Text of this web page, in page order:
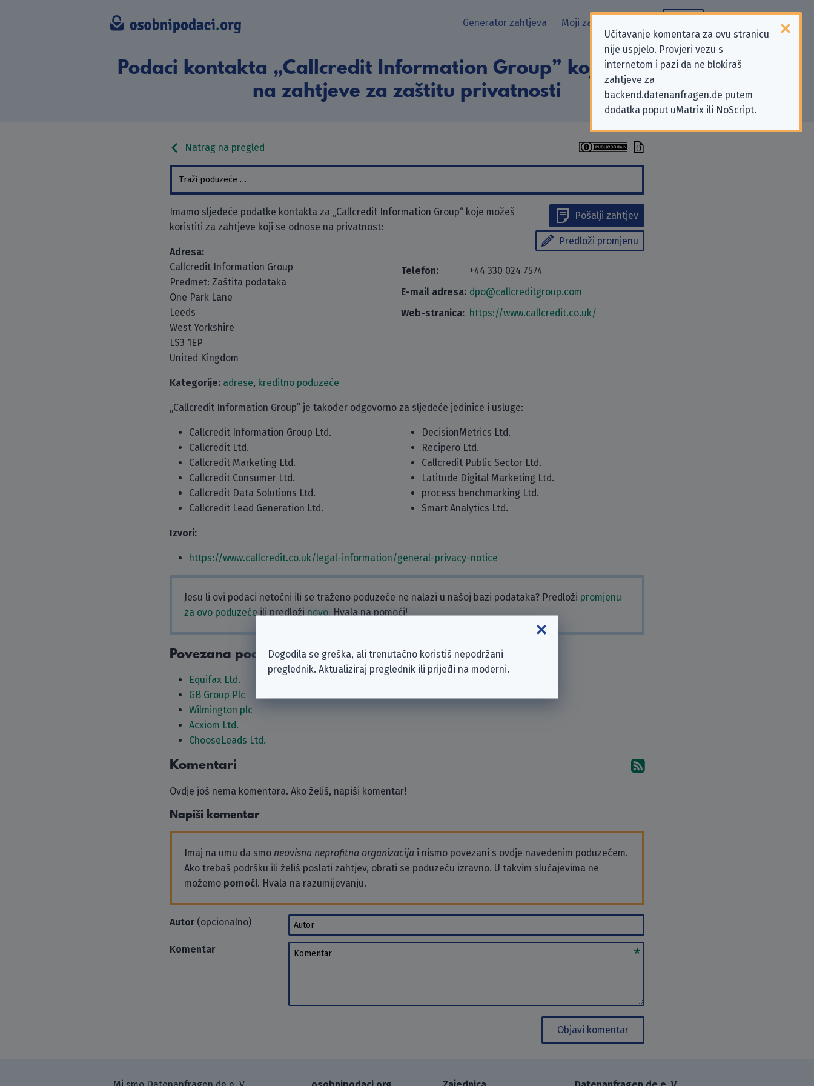
Učitavanje komentara za ovu stranicu
nije uspjelo. Provjeri vezu s
internetom i pazi da ne blokiraš
zahtjeve za
backend.datenanfragen.de putem
dodatka poput uMatrix ili NoScript.
Generator zahtjeva Moji zahtjevi
Podaci kontakta „Callcredit Information Group” koji se odnose
na zahtjeve za zaštitu privatnosti
Natrag na pregled
Pošalji zahtjev
Predloži promjenu
Imamo sljedeće podatke kontakta za „Callcredit Information Group“ koje možeš
koristiti za zahtjeve koji se odnose na privatnost:
Adresa:
Callcredit Information Group
Predmet: Zaštita podataka
One Park Lane
Leeds
West Yorkshire
LS3 1EP
United Kingdom
Telefon:
+44 330 024 7574
E-mail adresa: dpo@callcreditgroup.com
Web-stranica: https://www.callcredit.co.uk/
Kategorije: adrese, kreditno poduzeće
„Callcredit Information Group” je također odgovorno za sljedeće jedinice i usluge:
Callcredit Information Group Ltd.
Callcredit Ltd.
Callcredit Marketing Ltd.
Callcredit Consumer Ltd.
Callcredit Data Solutions Ltd.
Callcredit Lead Generation Ltd.
DecisionMetrics Ltd.
Recipero Ltd.
Callcredit Public Sector Ltd.
Latitude Digital Marketing Ltd.
process benchmarking Ltd.
Smart Analytics Ltd.
Izvori:
https://www.callcredit.co.uk/legal-information/general-privacy-notice
Jesu li ovi podaci netočni ili se traženo poduzeće ne nalazi u našoj bazi podataka? Predloži promjenu
za ovo poduzećeili predložinovo. Hvala na pomoći!
Povezana poduzeća
Equifax Ltd.
GB Group Plc
Wilmington plc
Acxiom Ltd.
ChooseLeads Ltd.
Komentari Pretplati se na komentare
Ovdje još nema komentara. Ako želiš, napiši komentar!
Napiši komentar
Imaj na umu da smo neovisna neprofitna organizacija i nismo povezani s ovdje navedenim poduzećem.
Ako trebaš podršku ili želiš poslati zahtjev, obrati se poduzeću izravno. U takvim slučajevima ne
možemo pomoći. Hvala na razumijevanju.
Autor(opcionalno) Autor
Komentar Komentar
Objavi komentar
Dogodila se greška, ali trenutačno koristiš nepodržani
preglednik. Aktualiziraj preglednik ili prijeđi na moderni.